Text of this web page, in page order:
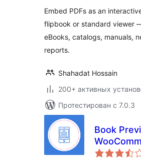
Embed PDFs as an
flipbook or standard viewer
eBooks, catalogs, manuals,
reports.
Shahadat Hossain
200+ активных
Протестирован с 7.0.3
Book